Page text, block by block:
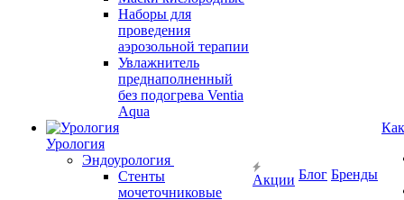
Наборы для
проведения
аэрозольной терапии
Увлажнитель
преднаполненный
без подогрева Ventia
Aqua
Урология
Эндоурология
Стенты
мочеточниковые
Акции Блог Бренды